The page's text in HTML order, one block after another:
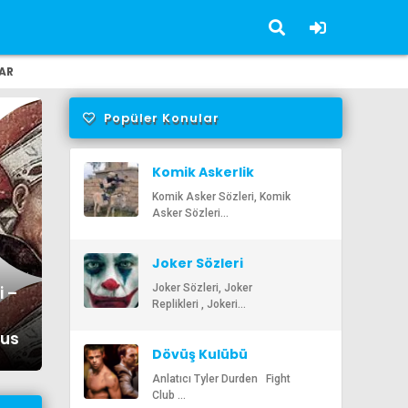
Sözleri – En Güzel,
Albert Szent Györgyi
Ozlusozler.com
–
Popüler Konular
Komik Askerlik
Sözleri
Komik Asker Sözleri, Komik
Asker Sözleri...
Joker Sözleri
Joker Sözleri, Joker
Replikleri , Jokeri...
Dövüş Kulübü
Sözleri
Anlatıcı Tyler Durden Fight
Club ...